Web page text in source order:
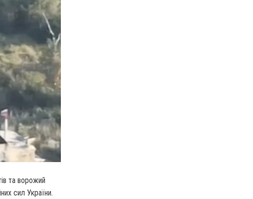
та ворожий
сил України.